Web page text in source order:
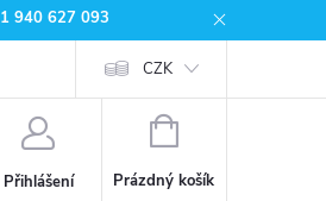
940 627 093
CZK
Přihlášení
NÁKUPNÍ
Prázdný košík